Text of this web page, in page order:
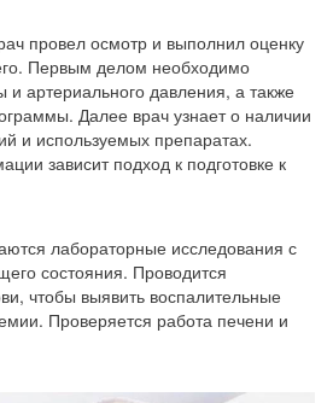
провел осмотр и выполнил оценку
Первым делом необходимо
и артериального давления, а также
Далее врач узнает о наличии
и используемых препаратах.
зависит подход к подготовке к
лабораторные исследования с
состояния. Проводится
чтобы выявить воспалительные
Проверяется работа печени и